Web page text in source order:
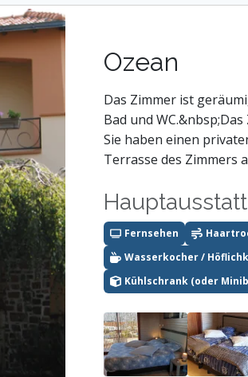
Ozean
Das Zimmer ist
Bad und
Sie haben einen
Terrasse des Zimmers
Fernsehen
Wasserkocher /
Kühlschrank (oder